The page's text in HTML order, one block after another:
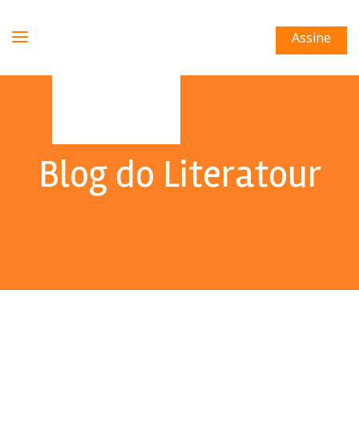
Assine
Blog do Literatour